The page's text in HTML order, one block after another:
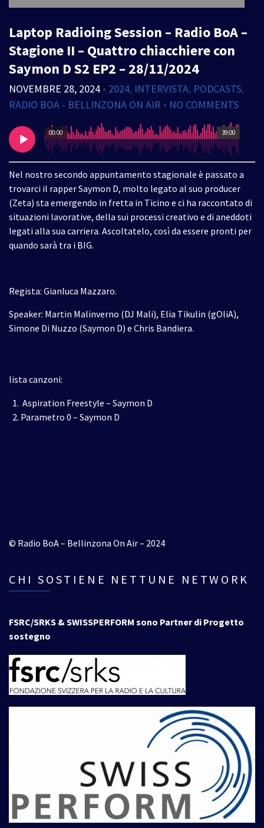
Laptop Radioing Session – Radio BoA –
Stagione II – Quattro chiacchiere con
Saymon D S2 EP2 – 28/11/2024
NOVEMBRE 28, 2024 • 2024, INTERVISTA, PODCASTS,
RADIO BOA - BELLINZONA ON AIR • NO COMMENTS
39:00
00:00
Nel nostro secondo appuntamento stagionale è passato a
trovarci il rapper Saymon D, molto legato al suo producer
(Zeta) sta emergendo in fretta in Ticino e ci ha raccontato di
situazioni lavorative, della sui processi creativo e di aneddoti
legati alla sua carriera. Ascoltatelo, così da essere pronti per
quando sarà tra i BIG.
Regista: Gianluca Mazzaro.
Speaker: Martin Malinverno (DJ Mali), Elia Tikulin (gOliA),
Simone Di Nuzzo (Saymon D) e Chris Bandiera.
lista canzoni:
Aspiration Freestyle – Saymon D
Parametro 0 – Saymon D
© Radio BoA – Bellinzona On Air – 2024
CHI SOSTIENE NETTUNE NETWORK
FSRC/SRKS & SWISSPERFORM sono Partner di Progetto
sostegno